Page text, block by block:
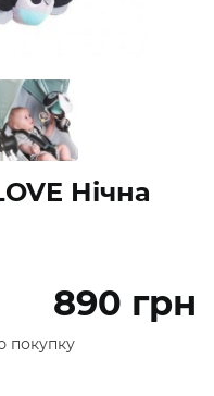
Нічна
890 грн
покупку